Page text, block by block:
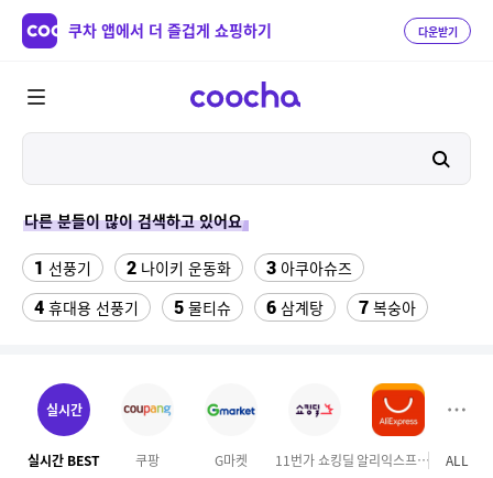
쿠차 앱에서 더 즐겁게 쇼핑하기 다운받기
다른 분들이 많이 검색하고 있어요
1 선풍기 2 나이키 운동화 3 아쿠아슈즈
4 휴대용 선풍기 5 물티슈 6 삼계탕 7 복숭아
11 수향미쌀10kg특등급
13 대용량 바디로션
15 달바 세럼 160 용산 나인트리 ALL
실시간
실시간 BEST 쿠팡 G마켓 11번가 쇼킹딜 알리익스프레스 이마